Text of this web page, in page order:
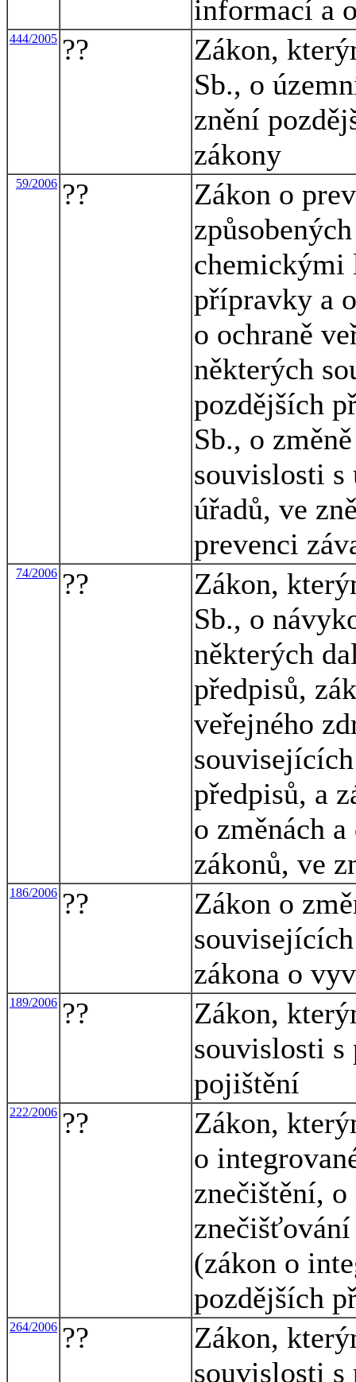
informací a
444/2005 ??
Zákon,
Sb., o
znění
zákony
59/2006 ??
Zákon o
chemickými
přípravky a
o ochraně
některých
pozdějších
Sb., o
souvislosti s
úřadů, ve
prevenci
74/2006 ??
Zákon,
Sb., o
některých
předpisů,
veřejného
předpisů, a
o změnách
zákonů, ve
186/2006 ??
Zákon o
zákona o
189/2006 ??
Zákon,
souvislosti s
pojištění
222/2006 ??
Zákon,
o
znečištění,
znečišťování
(zákon o
pozdějších
264/2006 ??
Zákon,
souvislosti